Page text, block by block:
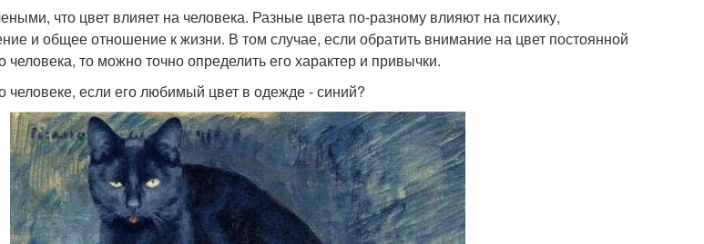
что цвет влияет на человека. Разные цвета по-разному влияют на психику,
и общее отношение к жизни. В том случае, если обратить внимание на цвет постоянной
то можно точно определить его характер и привычки.
человеке, если его любимый цвет в одежде - синий?